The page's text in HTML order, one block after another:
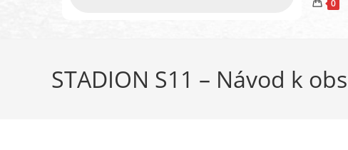
0
STADION S11 – Návod k